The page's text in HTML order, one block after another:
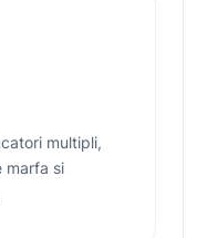
multipli,
marfa si